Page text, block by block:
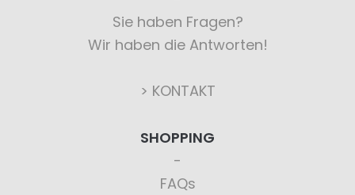
Sie haben Fragen?
Wir haben die Antworten!
> KONTAKT
SHOPPING
FAQs